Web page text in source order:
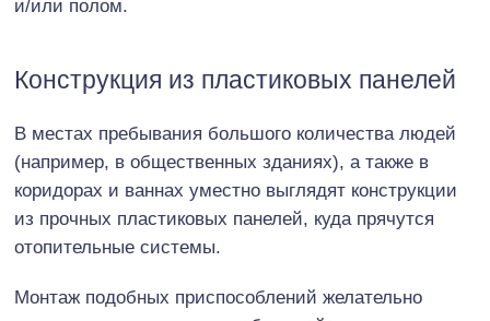
и/или полом.
Конструкция из пластиковых панелей
В местах пребывания большого количества людей
(например, в общественных зданиях), а также в
коридорах и ваннах уместно выглядят конструкции
из прочных пластиковых панелей, куда прячутся
отопительные системы.
Монтаж подобных приспособлений желательно